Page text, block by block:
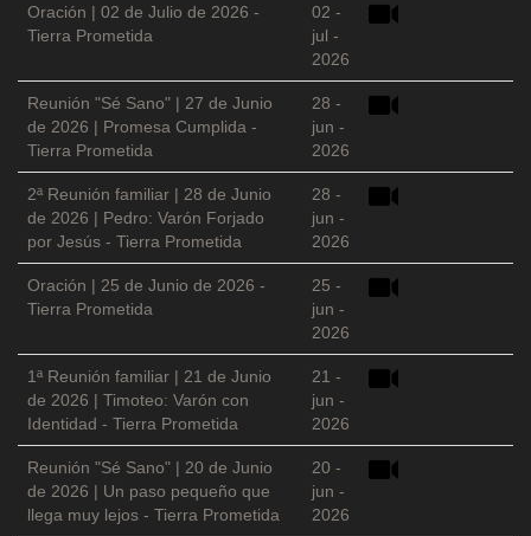
Oración | 02 de Julio de 2026 -
Tierra Prometida
02 -
jul -
2026
Reunión "Sé Sano" | 27 de Junio
de 2026 | Promesa Cumplida -
Tierra Prometida
28 -
jun -
2026
2ª Reunión familiar | 28 de Junio
de 2026 | Pedro: Varón Forjado
por Jesús - Tierra Prometida
28 -
jun -
2026
Oración | 25 de Junio de 2026 -
Tierra Prometida
25 -
jun -
2026
1ª Reunión familiar | 21 de Junio
de 2026 | Timoteo: Varón con
Identidad - Tierra Prometida
21 -
jun -
2026
Reunión "Sé Sano" | 20 de Junio
de 2026 | Un paso pequeño que
llega muy lejos - Tierra Prometida
20 -
jun -
2026